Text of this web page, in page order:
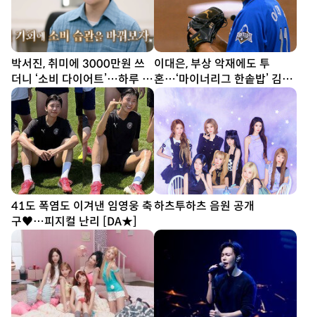
박서진, 취미에 3000만원 쓰
더니 ‘소비 다이어트’…하루 1
만6500원 도전 (살림남2)
이대은, 부상 악재에도 투
혼…‘마이너리그 한솥밥’ 김동
엽과 정면승부 (불꽃야구2)
41도 폭염도 이겨낸 임영웅 축
구♥…피지컬 난리 [DA★]
하츠투하츠 음원 공개